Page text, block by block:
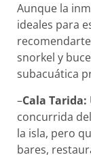
Aunque la
ideales para
snorkel y
subacuática
–Cala Tarida:
concurrida
la isla, pero
bares,